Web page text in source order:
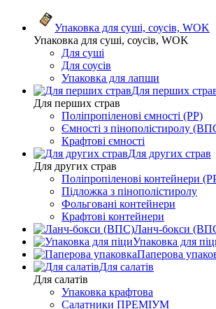
Упаковка для суші, соусів, WOK
Упаковка для суші, соусів, WOK
Для суші
Для соусів
Упаковка для лапши
Для перших
Для перших страв
Поліпропіленові ємності (PP)
Ємності з пінополістиролу
Крафтові ємності
Для других страв
Для других страв
Поліпропіленові контейнери
Підложка з пінополістиролу
Фольговані контейнери
Крафтові контейнери
Ланч-бокси
Упаковка для
Паперова
Для салатів
Для салатів
Упаковка крафтова
Салатники ПРЕМІУМ